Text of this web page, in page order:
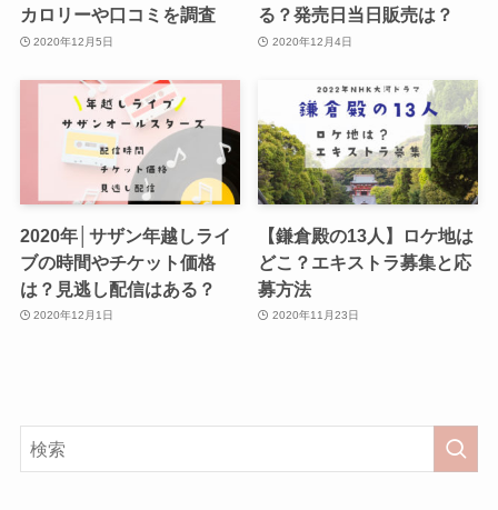
カロリーや口コミを調査
2020年12月5日
る？発売日当日販売は？
2020年12月4日
2020年│サザン年越しライ
ブの時間やチケット価格
は？見逃し配信はある？
2020年12月1日
【鎌倉殿の13人】ロケ地は
どこ？エキストラ募集と応
募方法
2020年11月23日